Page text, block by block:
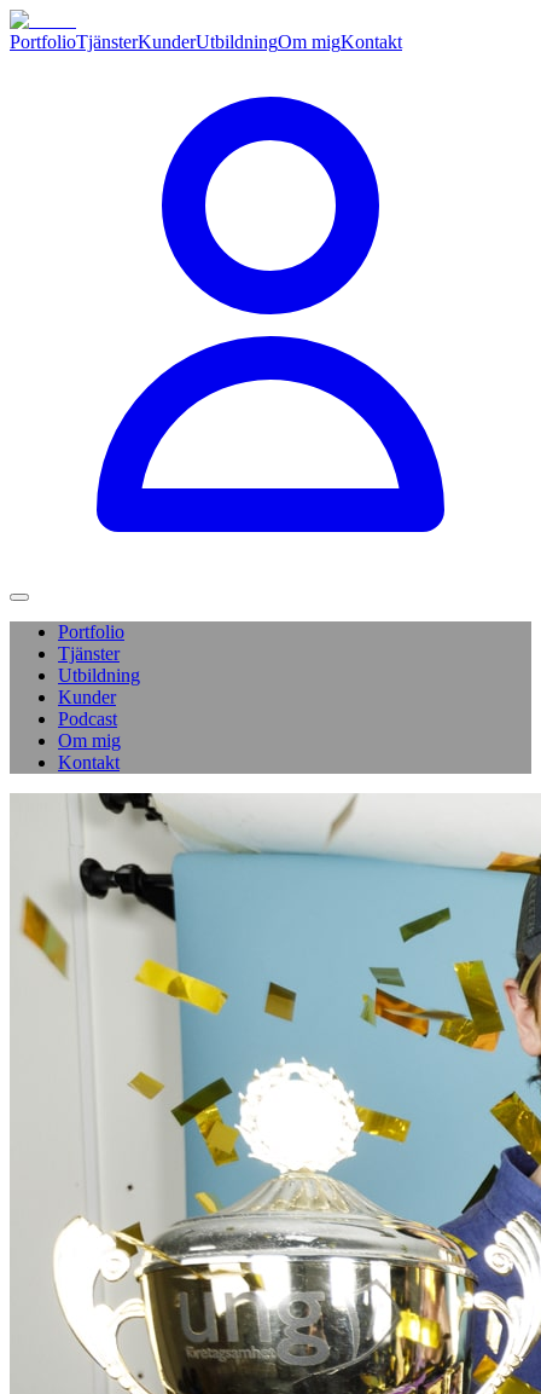
PortfolioTjänsterKunderUtbildningOm migKontakt
Portfolio
Tjänster
Utbildning
Kunder
Podcast
Om mig
Kontakt